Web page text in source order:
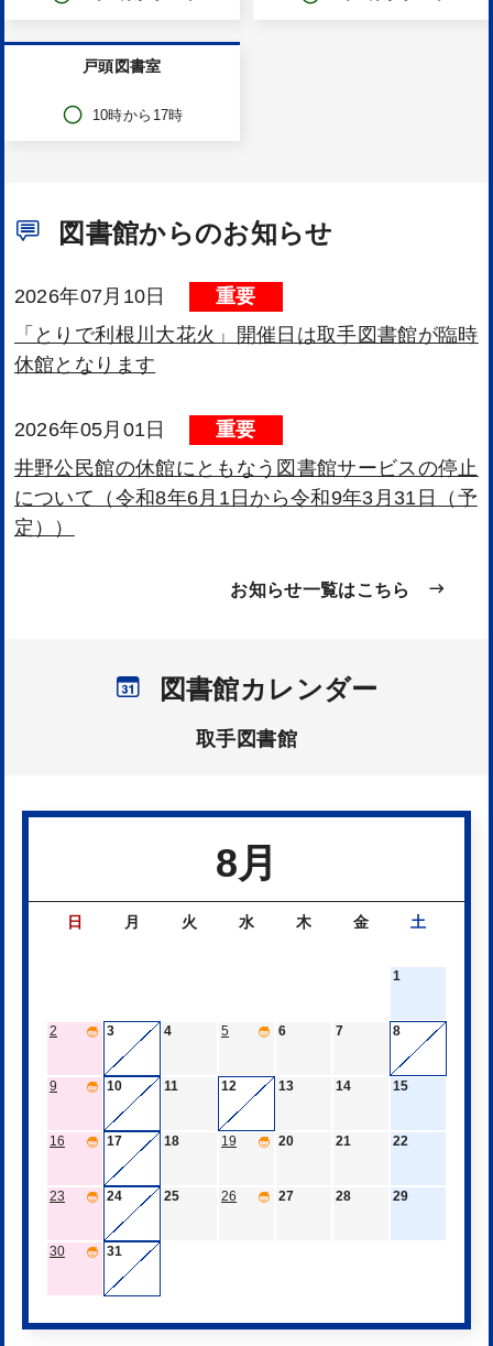
9時30分から18時
戸頭図書室
図書館からのお知らせ
2026年07月10日
重要
「とりで利根川大花火」開催日は取手図書館が臨時
休館となります
2026年05月01日
重要
井野公民館の休館にともなう図書館サービスの停止
について（令和8年6月1日から令和9年3月31日（予
定））
重要
2026年08月05日
案内
【8月の展示】「こころのおくすり」他、テーマ別
認知症サポーター養成講座を開催します
2026年07月29日
案内
【電子図書館】直木賞候補作『見えるか保己一』等
2026年07月26日
『効き目ほんわか こころのお薬100冊 2026』を
展示します
2026年07月23日
案内
うちどくにおすすめの絵本を紹介します(2026年7
2026年07月16日
案内
お知らせ一覧はこちら
図書館カレンダー
取手図書館
8月
日 月 火 水 木 金 土
1
2 3 4 5 6 7 8
9 10 11 12 13 14 15
16 17 18 19 20 21 22
23 24 25 26 27 28 29
30 31